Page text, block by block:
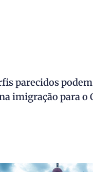
parecidos
imigração para o